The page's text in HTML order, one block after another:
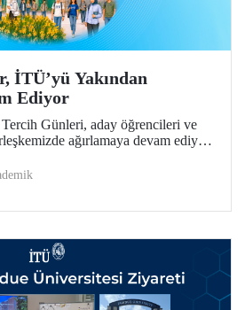
İTÜ’yü Yakından
Ediyor
Günleri, aday öğrencileri ve
ağırlamaya devam ediyor.
adaylara bilgi vermeye devam